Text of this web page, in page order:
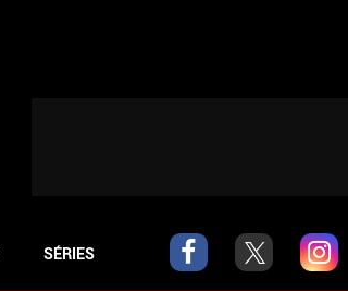
SÉRIES